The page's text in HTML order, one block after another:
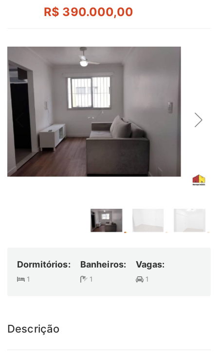
R$ 390.000,00
Dormitórios:
1
Banheiros:
1
Vagas:
1
Descrição